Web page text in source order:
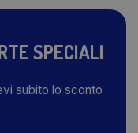
SPECIALI
subito lo sconto